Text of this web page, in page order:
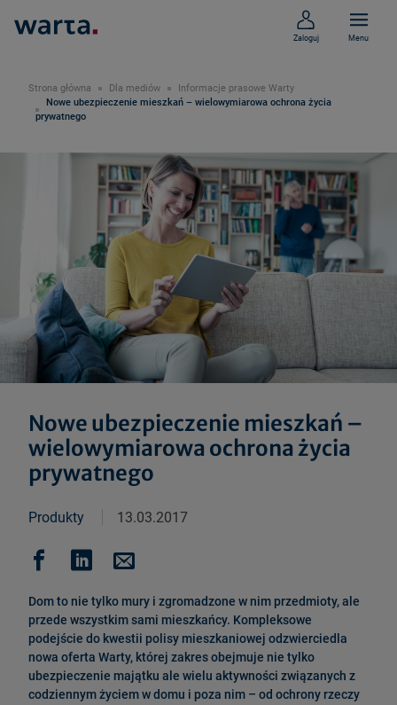
Zaloguj Menu
Strona główna Dla mediów
Informacje prasowe Warty
Nowe ubezpieczenie mieszkań – wielowymiarowa ochrona życia
prywatnego
Produkty 13.03.2017
Nowe ubezpieczenie mieszkań –
wielowymiarowa ochrona życia
prywatnego
Dom to nie tylko mury i zgromadzone w nim przedmioty, ale
przede wszystkim sami mieszkańcy. Kompleksowe
podejście do kwestii polisy mieszkaniowej odzwierciedla
nowa oferta Warty, której zakres obejmuje nie tylko
ubezpieczenie majątku ale wielu aktywności związanych z
codziennym życiem w domu i poza nim – od ochrony rzeczy